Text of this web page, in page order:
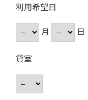
利用希望日
月
日
貸室